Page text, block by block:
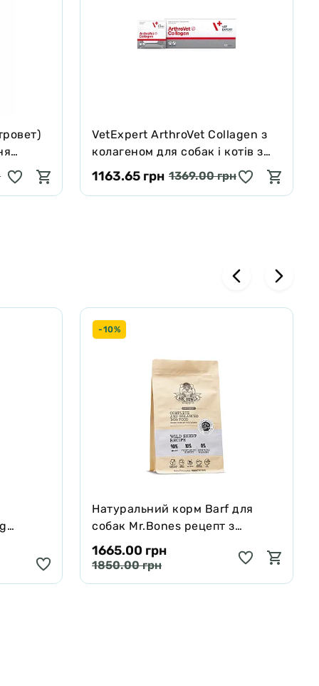
VetExpert ArthroVet Collagen з
колагеном для собак і котів з
проблемами захворювань
суглобів і суглобових хрящів 60
1163.65 грн 1369.00 грн
250 мл
-10%
Натуральний корм Barf для
собак Mr.Bones рецепт з
Муфлона 1 кг
1665.00 грн
1850.00 грн